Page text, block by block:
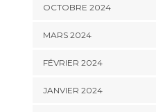
OCTOBRE 2024
MARS 2024
FÉVRIER 2024
JANVIER 2024